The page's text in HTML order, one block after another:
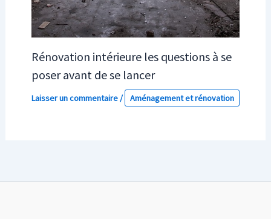
Rénovation intérieure les questions à se
poser avant de se lancer
Laisser un commentaire/ Aménagement et rénovation